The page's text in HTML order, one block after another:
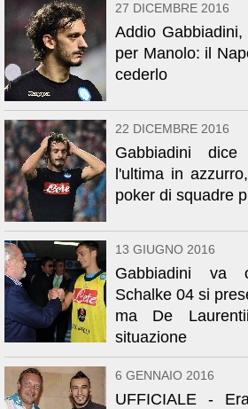
27 DICEMBRE 2016
Addio
per Manolo: il
cederlo
22 DICEMBRE 2016
Gabbiadini
l'ultima in
poker di squadre
13 GIUGNO 2016
Gabbiadini va
Schalke 04 si
ma De
situazione
6 GENNAIO 2016
UFFICIALE -